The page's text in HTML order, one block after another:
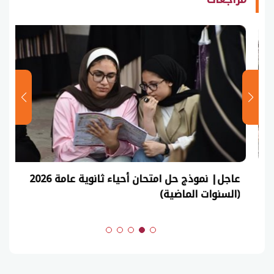
عاجل| نموذج حل امتحان أحياء ثانوية عامة 2026
(السنوات الماضية)